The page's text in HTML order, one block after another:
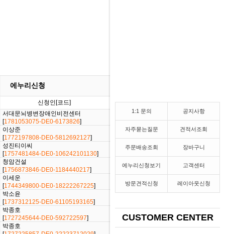
1:1 문의 공지사항
자주묻는질문 견적서조회
주문배송조회 장바구니
에누리신청보기 고객센터
방문견적신청 레이아웃신청
CUSTOMER CENTER
에누리신청
신청인[코드] 날짜
진행상황
서대문뇌병변장애인비전센터
[1781053075-DE0-6173826]
이상준
[1772197808-DE0-5812692127]
[2026/02/27]
성진티이씨
[1757481484-DE0-106242101130]
[2025/09/10]
청암건설
[1756873846-DE0-1184440217]
[2025/09/03]
이세운
[1744349800-DE0-18222267225]
[2025/04/11]
박소윤
[1737312125-DE0-61105193165]
박종호
[1727245644-DE0-592722597]
[2024/09/25]
박종호
[2024/09/25]